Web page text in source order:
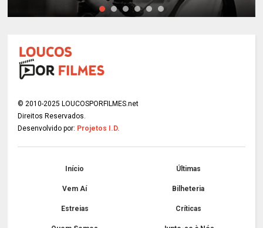
© 2010-2025 LOUCOSPORFILMES.net
Direitos Reservados.
Desenvolvido por: Projetos I.D.
Início Últimas
Vem Aí Bilheteria
Estreias Críticas